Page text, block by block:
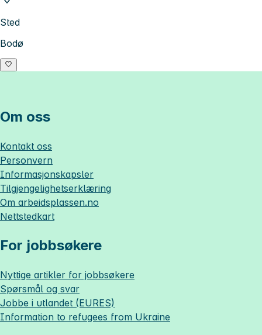
Sted
Bodø
Om oss
Kontakt oss
Personvern
Informasjonskapsler
Tilgjengelighetserklæring
Om arbeidsplassen.no
Nettstedkart
For jobbsøkere
Nyttige artikler for jobbsøkere
Spørsmål og svar
Jobbe i utlandet (EURES)
Information to refugees from Ukraine